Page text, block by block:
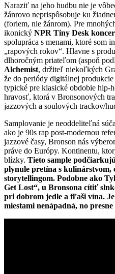
Naraziť na jeho hudbu nie je
žánrovo neprispôsobuje ku
(foriem, nie žánrom). Pre
ikonický NPR Tiny Desk
spolupráca s menami, ktoré som
„rapových rokov“. Hlavne s
dlhoročným priateľom (aspoň
Alchemist, držiteľ niekoľkých
že do periódy digitálnej
typické pre klasické obdobie hip-
hravosť, ktorá v Bronsonových
jazzových a soulových trackov/
Samplovanie je neoddeliteľná
ako je 90s rap post-modernou
jazzové časy, Bronson nás
práve do Európy. Kontinentu,
blízky. Tieto sample
plynule pretína s kulinárstvom,
storytellingom. Podobne ako
Get Lost“, u Bronsona cítiť
pri dobrom jedle a fľaši vína.
miestami nenápadná, no